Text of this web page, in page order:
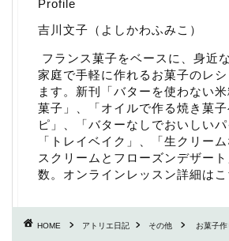
Profile
吉川文子（よしかわふみこ）
フランス菓子をベースに、身近
家庭で手軽に作れるお菓子のレ
ます。新刊「バターを使わない
菓子 」、「オイルで作る焼き菓
ピ 」、「バターなしでおいしいパ
「 トレイベイク 」、「生クリー
スクリームとフローズンデザート
数。 オンラインレッスン詳細はこ
HOME アトリエ日記 その他 お菓子